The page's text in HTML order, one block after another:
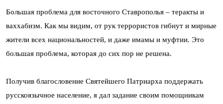
Большая проблема для восточного Ставрополья – теракты и
ваххабизм. Как мы видим, от рук террористов гибнут и мирные
жители всех национальностей, и даже имамы и муфтии. Это
большая проблема, которая до сих пор не решена.
Получив благословение Святейшего Патриарха поддержать
русскоязычное население, я дал задание своим помощникам